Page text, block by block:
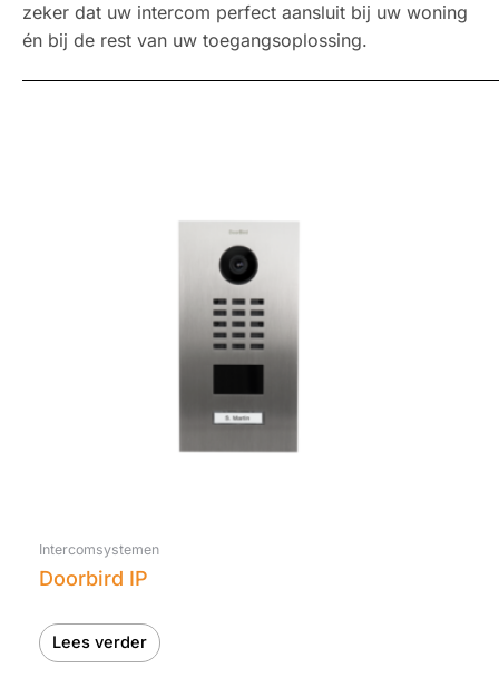
zeker dat uw intercom perfect aansluit bij uw woning
én bij de rest van uw toegangsoplossing.
Intercomsystemen
Doorbird IP
Lees verder